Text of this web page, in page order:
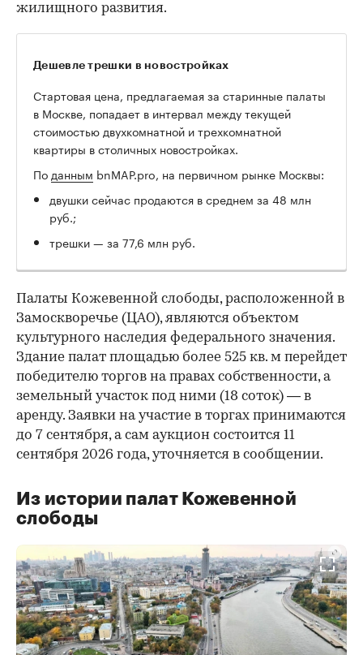
жилищного развития.
Дешевле трешки в новостройках
Стартовая цена, предлагаемая за старинные палаты
в Москве, попадает в интервал между текущей
стоимостью двухкомнатной и трехкомнатной
квартиры в столичных новостройках.
По данным bnMAP.pro, на первичном рынке Москвы:
двушки сейчас продаются в среднем за 48 млн
руб.;
трешки — за 77,6 млн руб.
Палаты Кожевенной слободы, расположенной в
Замоскворечье (ЦАО), являются объектом
культурного наследия федерального значения.
Здание палат площадью более 525 кв. м перейдет
победителю торгов на правах собственности, а
земельный участок под ними (18 соток) — в
аренду. Заявки на участие в торгах принимаются
до 7 сентября, а сам аукцион состоится 11
сентября 2026 года, уточняется в сообщении.
00:00 / 00:00
Из истории палат Кожевенной
слободы